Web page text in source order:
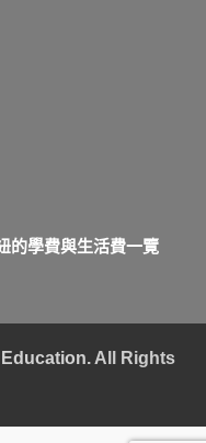
的學費與生活費一覽
Education. All Rights